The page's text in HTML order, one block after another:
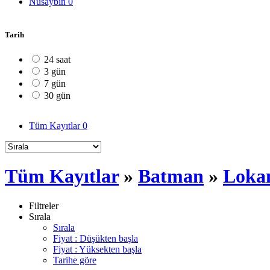
Tarih
24 saat
3 gün
7 gün
30 gün
Tüm Kayıtlar0
Tüm Kayıtlar» Batman »
Filtreler
Sırala
Sırala
Fiyat : Düşükten başla
Fiyat : Yüksekten başla
Tarihe göre